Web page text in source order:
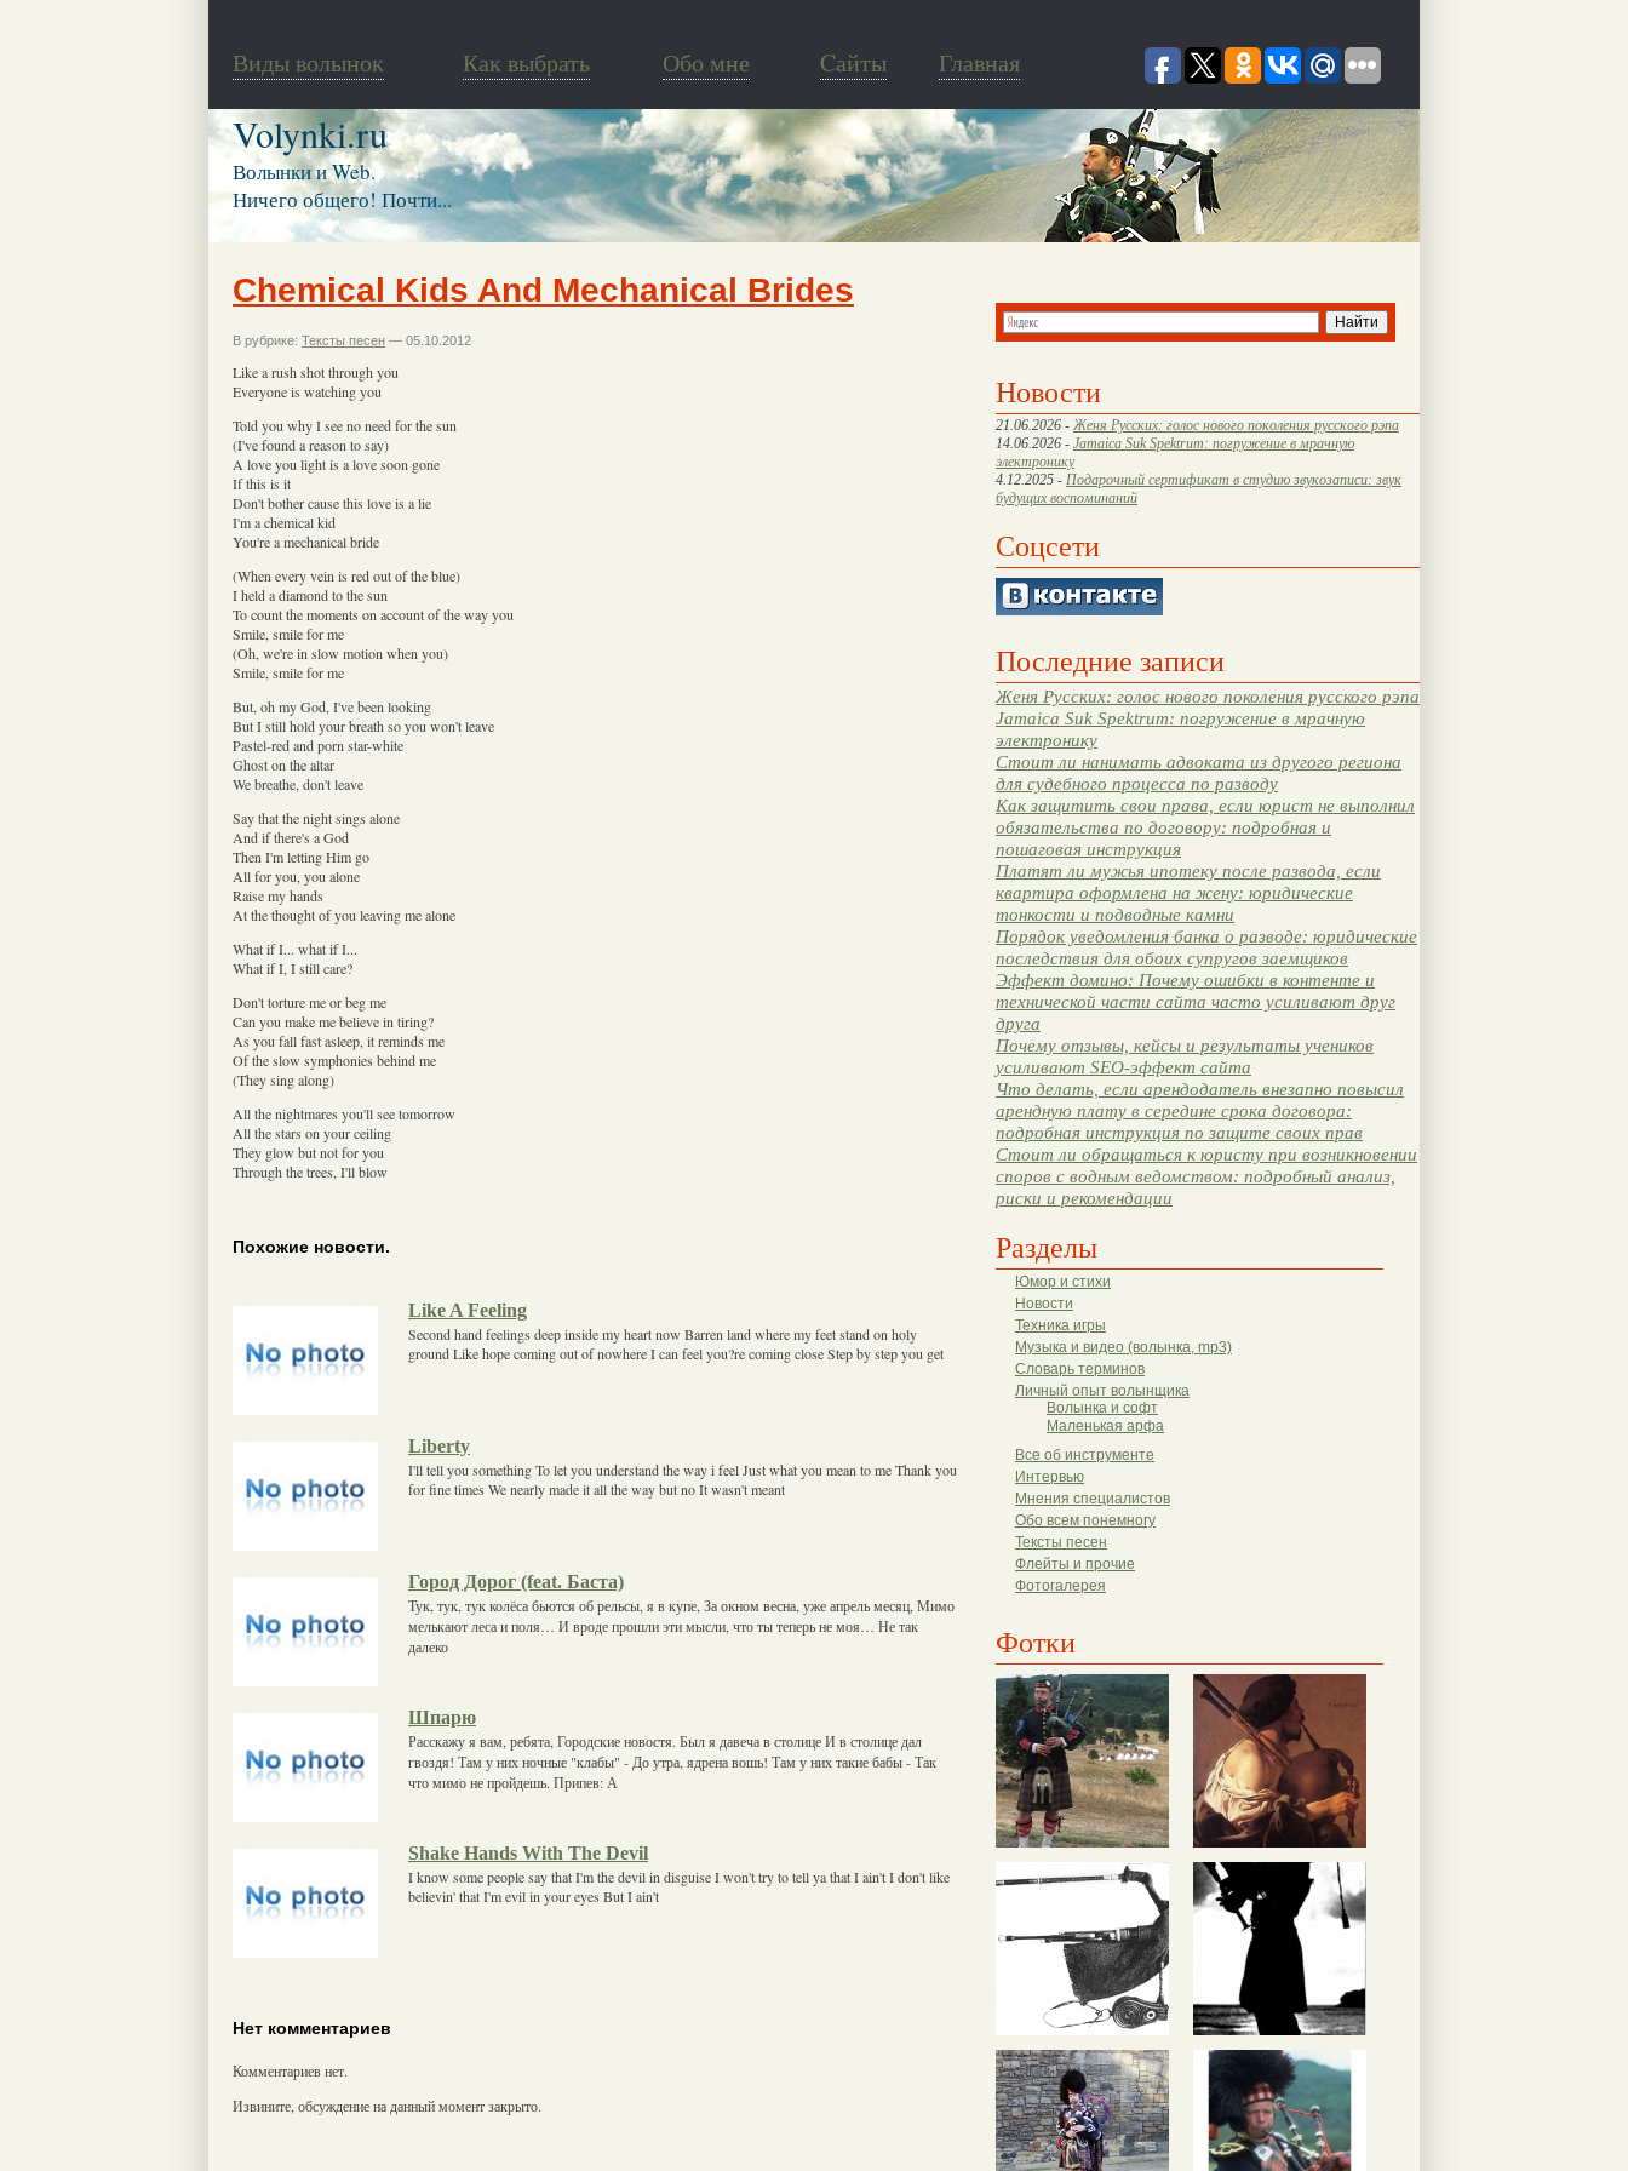
Виды волынок Как выбрать Обо мне Cайты Главная
Volynki.ru
Волынки и Web.
Ничего общего! Почти...
Новости
21.06.2026 - Женя Русских: голос нового поколения русского рэпа
14.06.2026 - Jamaica Suk Spektrum: погружение в мрачную
электронику
4.12.2025 - Подарочный сертификат в студию звукозаписи: звук
будущих воспоминаний
Соцсети
Последние записи
Женя Русских: голос нового поколения русского рэпа
Jamaica Suk Spektrum: погружение в мрачную
электронику
Стоит ли нанимать адвоката из другого региона
для судебного процесса по разводу
Как защитить свои права, если юрист не выполнил
обязательства по договору: подробная и
пошаговая инструкция
Платят ли мужья ипотеку после развода, если
квартира оформлена на жену: юридические
тонкости и подводные камни
Порядок уведомления банка о разводе: юридические
последствия для обоих супругов заемщиков
Эффект домино: Почему ошибки в контенте и
технической части сайта часто усиливают друг
друга
Почему отзывы, кейсы и результаты учеников
усиливают SEO-эффект сайта
Что делать, если арендодатель внезапно повысил
арендную плату в середине срока договора:
подробная инструкция по защите своих прав
Стоит ли обращаться к юристу при возникновении
споров с водным ведомством: подробный анализ,
риски и рекомендации
Разделы
Юмор и стихи
Новости
Техника игры
Музыка и видео (волынка, mp3)
Словарь терминов
Личный опыт волынщика
Волынка и софт
Маленькая арфа
Все об инструменте
Интервью
Мнения специалистов
Обо всем понемногу
Тексты песен
Флейты и прочие
Фотогалерея
Фотки
Chemical Kids And Mechanical Brides
В рубрике: Тексты песен — 05.10.2012
Like a rush shot through you
Everyone is watching you
Told you why I see no need for the sun
(I've found a reason to say)
A love you light is a love soon gone
If this is it
Don't bother cause this love is a lie
I'm a chemical kid
You're a mechanical bride
(When every vein is red out of the blue)
I held a diamond to the sun
To count the moments on account of the way you
Smile, smile for me
(Oh, we're in slow motion when you)
Smile, smile for me
But, oh my God, I've been looking
But I still hold your breath so you won't leave
Pastel-red and porn star-white
Ghost on the altar
We breathe, don't leave
Say that the night sings alone
And if there's a God
Then I'm letting Him go
All for you, you alone
Raise my hands
At the thought of you leaving me alone
What if I... what if I...
What if I, I still care?
Don't torture me or beg me
Can you make me believe in tiring?
As you fall fast asleep, it reminds me
Of the slow symphonies behind me
(They sing along)
All the nightmares you'll see tomorrow
All the stars on your ceiling
They glow but not for you
Through the trees, I'll blow
Похожие новости.
Like A Feeling
Second hand feelings deep inside my heart now Barren land where my feet stand on holy
ground Like hope coming out of nowhere I can feel you?re coming close Step by step you get
Liberty
I'll tell you something To let you understand the way i feel Just what you mean to me Thank you
for fine times We nearly made it all the way but no It wasn't meant
Город Дорог (feat. Баста)
Тук, тук, тук колёса бьются об рельсы, я в купе, За окном весна, уже апрель месяц, Мимо
мелькают леса и поля… И вроде прошли эти мысли, что ты теперь не моя… Не так
далеко
Шпарю
Расскажу я вам, ребята, Городские новостя. Был я давеча в столице И в столице дал
гвоздя! Там у них ночные "клабы" - До утра, ядрена вошь! Там у них такие бабы - Так
что мимо не пройдешь. Припев: А
Shake Hands With The Devil
I know some people say that I'm the devil in disguise I won't try to tell ya that I ain't I don't like
believin' that I'm evil in your eyes But I ain't
Нет комментариев
Комментариев нет.
Извините, обсуждение на данный момент закрыто.